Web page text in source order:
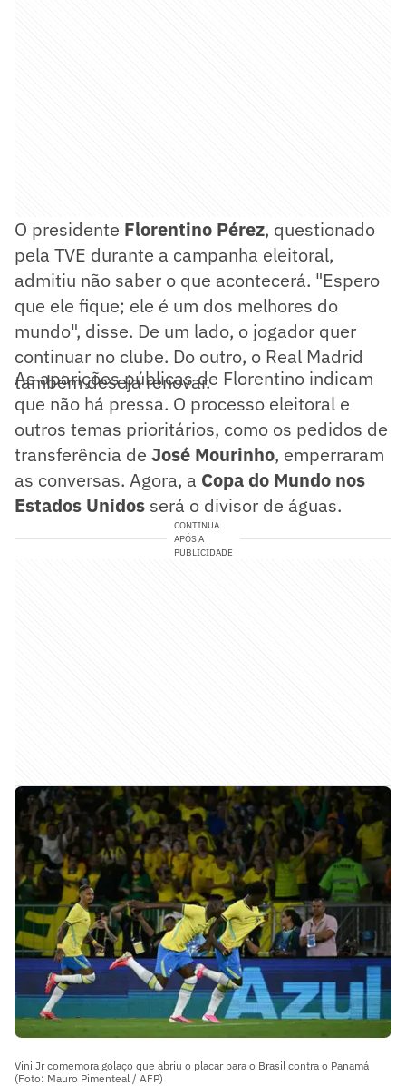
O presidente Florentino Pérez, questionado
pela TVE durante a campanha eleitoral,
admitiu não saber o que acontecerá. "Espero
que ele fique; ele é um dos melhores do
mundo", disse. De um lado, o jogador quer
continuar no clube. Do outro, o Real Madrid
também deseja renovar.
As aparições públicas de Florentino indicam
que não há pressa. O processo eleitoral e
outros temas prioritários, como os pedidos de
transferência de José Mourinho, emperraram
as conversas. Agora, a Copa do Mundo nos
Estados Unidos será o divisor de águas.
CONTINUA
APÓS A
PUBLICIDADE
Vini Jr comemora golaço que abriu o placar para o Brasil contra o Panamá
(Foto: Mauro Pimenteal / AFP)